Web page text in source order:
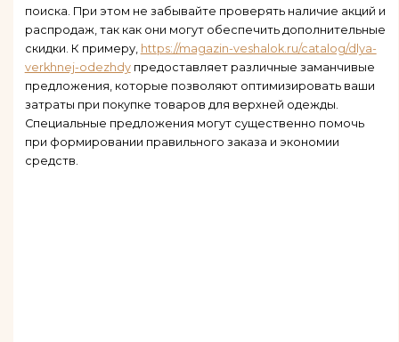
поиска. При этом не забывайте проверять наличие акций и
распродаж, так как они могут обеспечить дополнительные
скидки. К примеру, https://magazin-veshalok.ru/catalog/dlya-
verkhnej-odezhdyпредоставляет различные заманчивые
предложения, которые позволяют оптимизировать ваши
затраты при покупке товаров для верхней одежды.
Специальные предложения могут существенно помочь
при формировании правильного заказа и экономии
средств.